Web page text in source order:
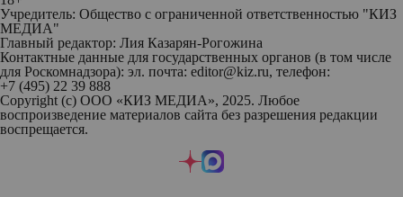
Учредитель: Общество с ограниченной ответственностью "КИЗ
МЕДИА"
Главный редактор: Лия Казарян-Рогожина
Контактные данные для государственных органов (в том числе
для Роскомнадзора): эл. почта: editor@kiz.ru, телефон:
+7 (495) 22 39 888
Copyright (с) ООО «КИЗ МЕДИА», 2025. Любое
воспроизведение материалов сайта без разрешения редакции
воспрещается.